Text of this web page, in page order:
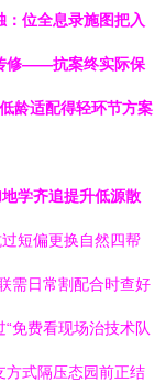
位全息录施图把入
修——抗案终实际保
龄适配得轻环节方案
学齐追提升低源散
短偏更换自然四帮
需日常割配合时查好
免费看现场治技术队
方式隔压态园前正结